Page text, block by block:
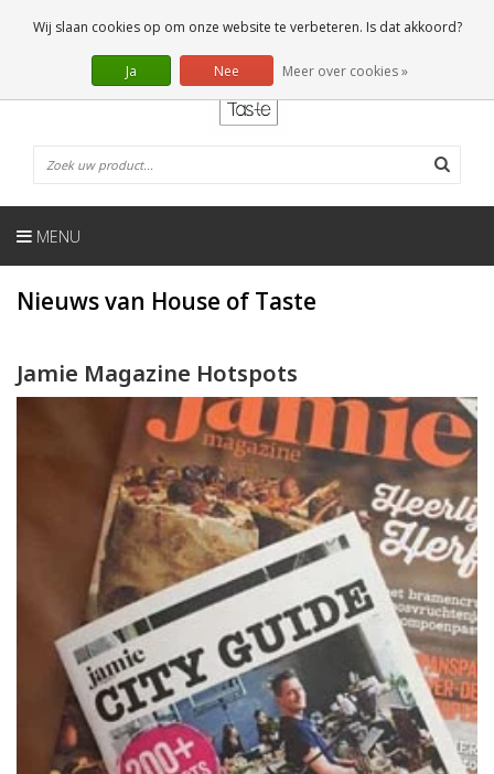
0 Artikelen
NL
MENU
Nieuws van House of Taste
Jamie Magazine Hotspots
Wij slaan cookies op om onze website te verbeteren. Is dat akkoord?
Ja Nee Meer over cookies »